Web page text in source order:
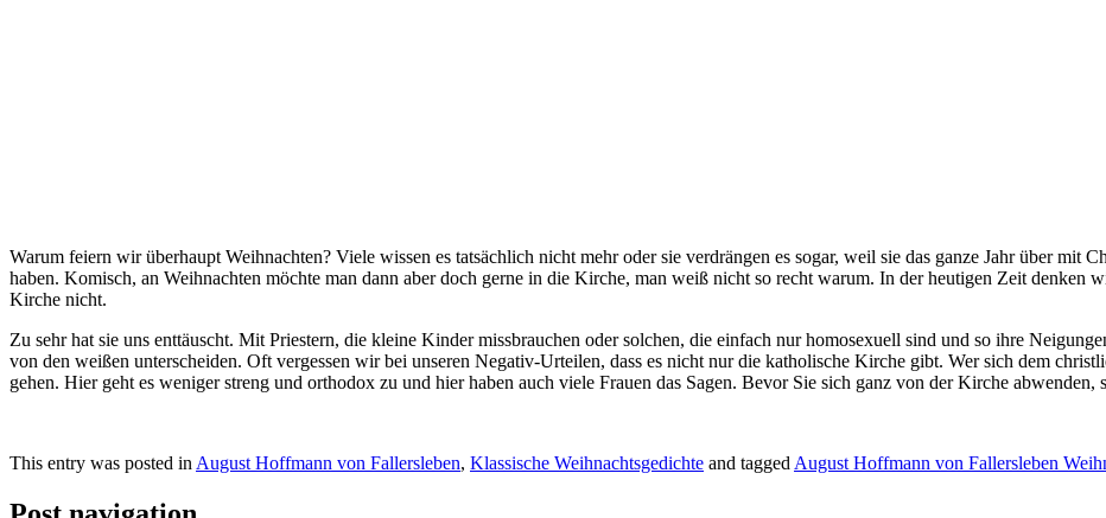
Warum feiern wir überhaupt Weihnachten? Viele wissen es tatsächlich nicht mehr oder sie verdrängen es sogar, weil sie das ganze Jahr über mit
haben. Komisch, an Weihnachten möchte man dann aber doch gerne in die Kirche, man weiß nicht so recht warum. In der heutigen Zeit denken
Kirche nicht.
Zu sehr hat sie uns enttäuscht. Mit Priestern, die kleine Kinder missbrauchen oder solchen, die einfach nur homosexuell sind und so ihre
von den weißen unterscheiden. Oft vergessen wir bei unseren Negativ-Urteilen, dass es nicht nur die katholische Kirche gibt. Wer sich dem
gehen. Hier geht es weniger streng und orthodox zu und hier haben auch viele Frauen das Sagen. Bevor Sie sich ganz von der Kirche
This entry was posted in August Hoffmann von Fallersleben, Klassische Weihnachtsgedichte and tagged August Hoffmann von Fallersleben